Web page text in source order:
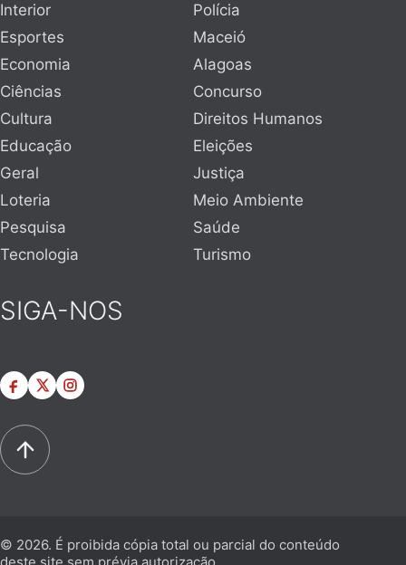
Interior
Polícia
Esportes
Maceió
Economia
Alagoas
Ciências
Concurso
Cultura
Direitos Humanos
Educação
Eleições
Geral
Justiça
Loteria
Meio Ambiente
Pesquisa
Saúde
Tecnologia
Turismo
SIGA-NOS
© 2026. É proibida cópia total ou parcial do conteúdo